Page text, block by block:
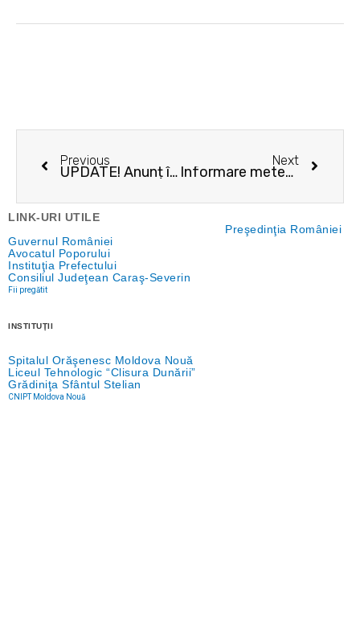
Prev
Previous
UPDATE! Anunț întreruperi alimentare cu energie electrică
Next
Informare meteorologică pentru intervalul 19 – 21 septembrie 2017
Next
LINK-URI UTILE
Preşedinţia României
Guvernul României
Avocatul Poporului
Instituţia Prefectului
Consiliul Judeţean Caraş-Severin
Fii pregătit
INSTITUŢII
Spitalul Orăşenesc Moldova Nouă
Liceul Tehnologic “Clisura Dunării”
Grădiniţa Sfântul Stelian
CNIPT Moldova Nouă